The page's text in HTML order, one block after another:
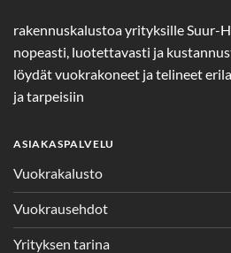
rakennuskalustoa yrityksille Suur-
nopeasti, luotettavasti ja
löydät vuokrakoneet ja telineet
ja tarpeisiin
ASIAKASPALVELU
Vuokrakalusto
Vuokrausehdot
Yrityksen tarina